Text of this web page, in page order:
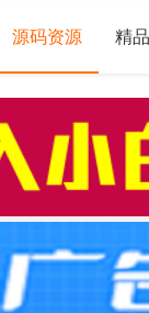
源码资源 精